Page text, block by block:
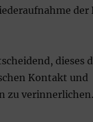
der
dieses
Kontakt und
zu verinnerlichen.